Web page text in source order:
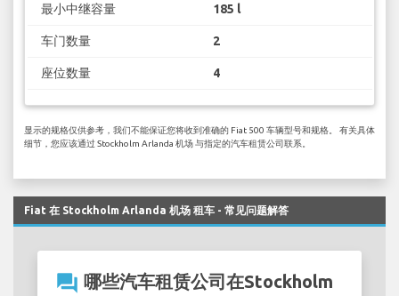
最小中继容量 185 l
车门数量 2
座位数量 4
显示的规格仅供参考，我们不能保证您将收到准确的 Fiat 500 车辆型号和规格。 有关具体
细节，您应该通过 Stockholm Arlanda 机场 与指定的汽车租赁公司联系。
Fiat 在 Stockholm Arlanda 机场 租车 - 常见问题解答
question_answer 哪些汽车租赁公司在Stockholm